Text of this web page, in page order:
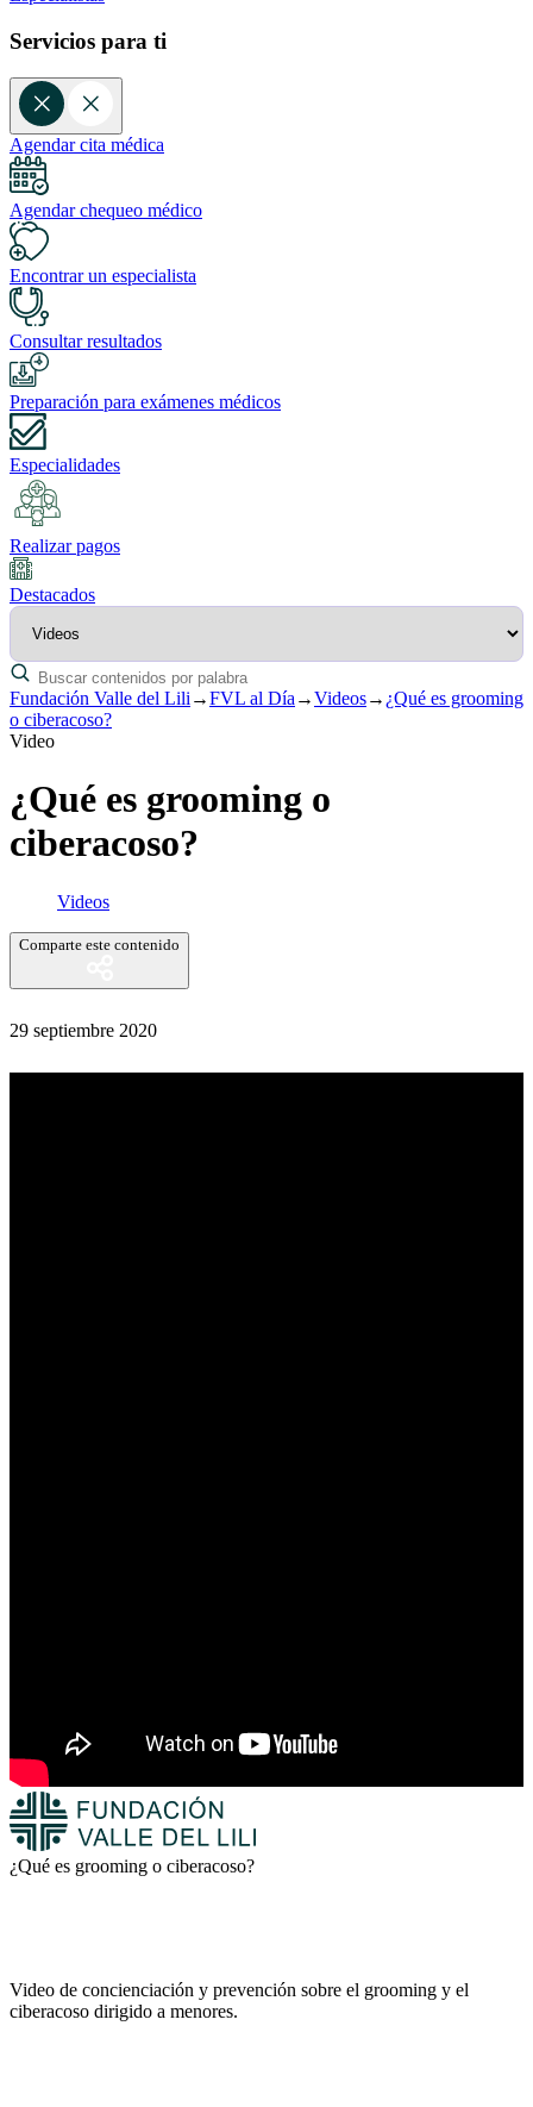
Servicios para ti
Agendar cita médica
Agendar chequeo médico
Encontrar un especialista
Consultar resultados
Preparación para exámenes médicos
Especialidades
Realizar pagos
Destacados
Fundación Valle del Lili →FVL al Día →Videos→ ¿Qué es grooming
o ciberacoso?
Video
¿Qué es grooming o
ciberacoso?
Videos
Comparte este contenido
29 septiembre 2020
¿Qué es grooming o ciberacoso?
Video de concienciación y prevención sobre el grooming y el
ciberacoso dirigido a menores.